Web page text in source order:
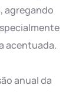
agregando
acentuada.
anual da